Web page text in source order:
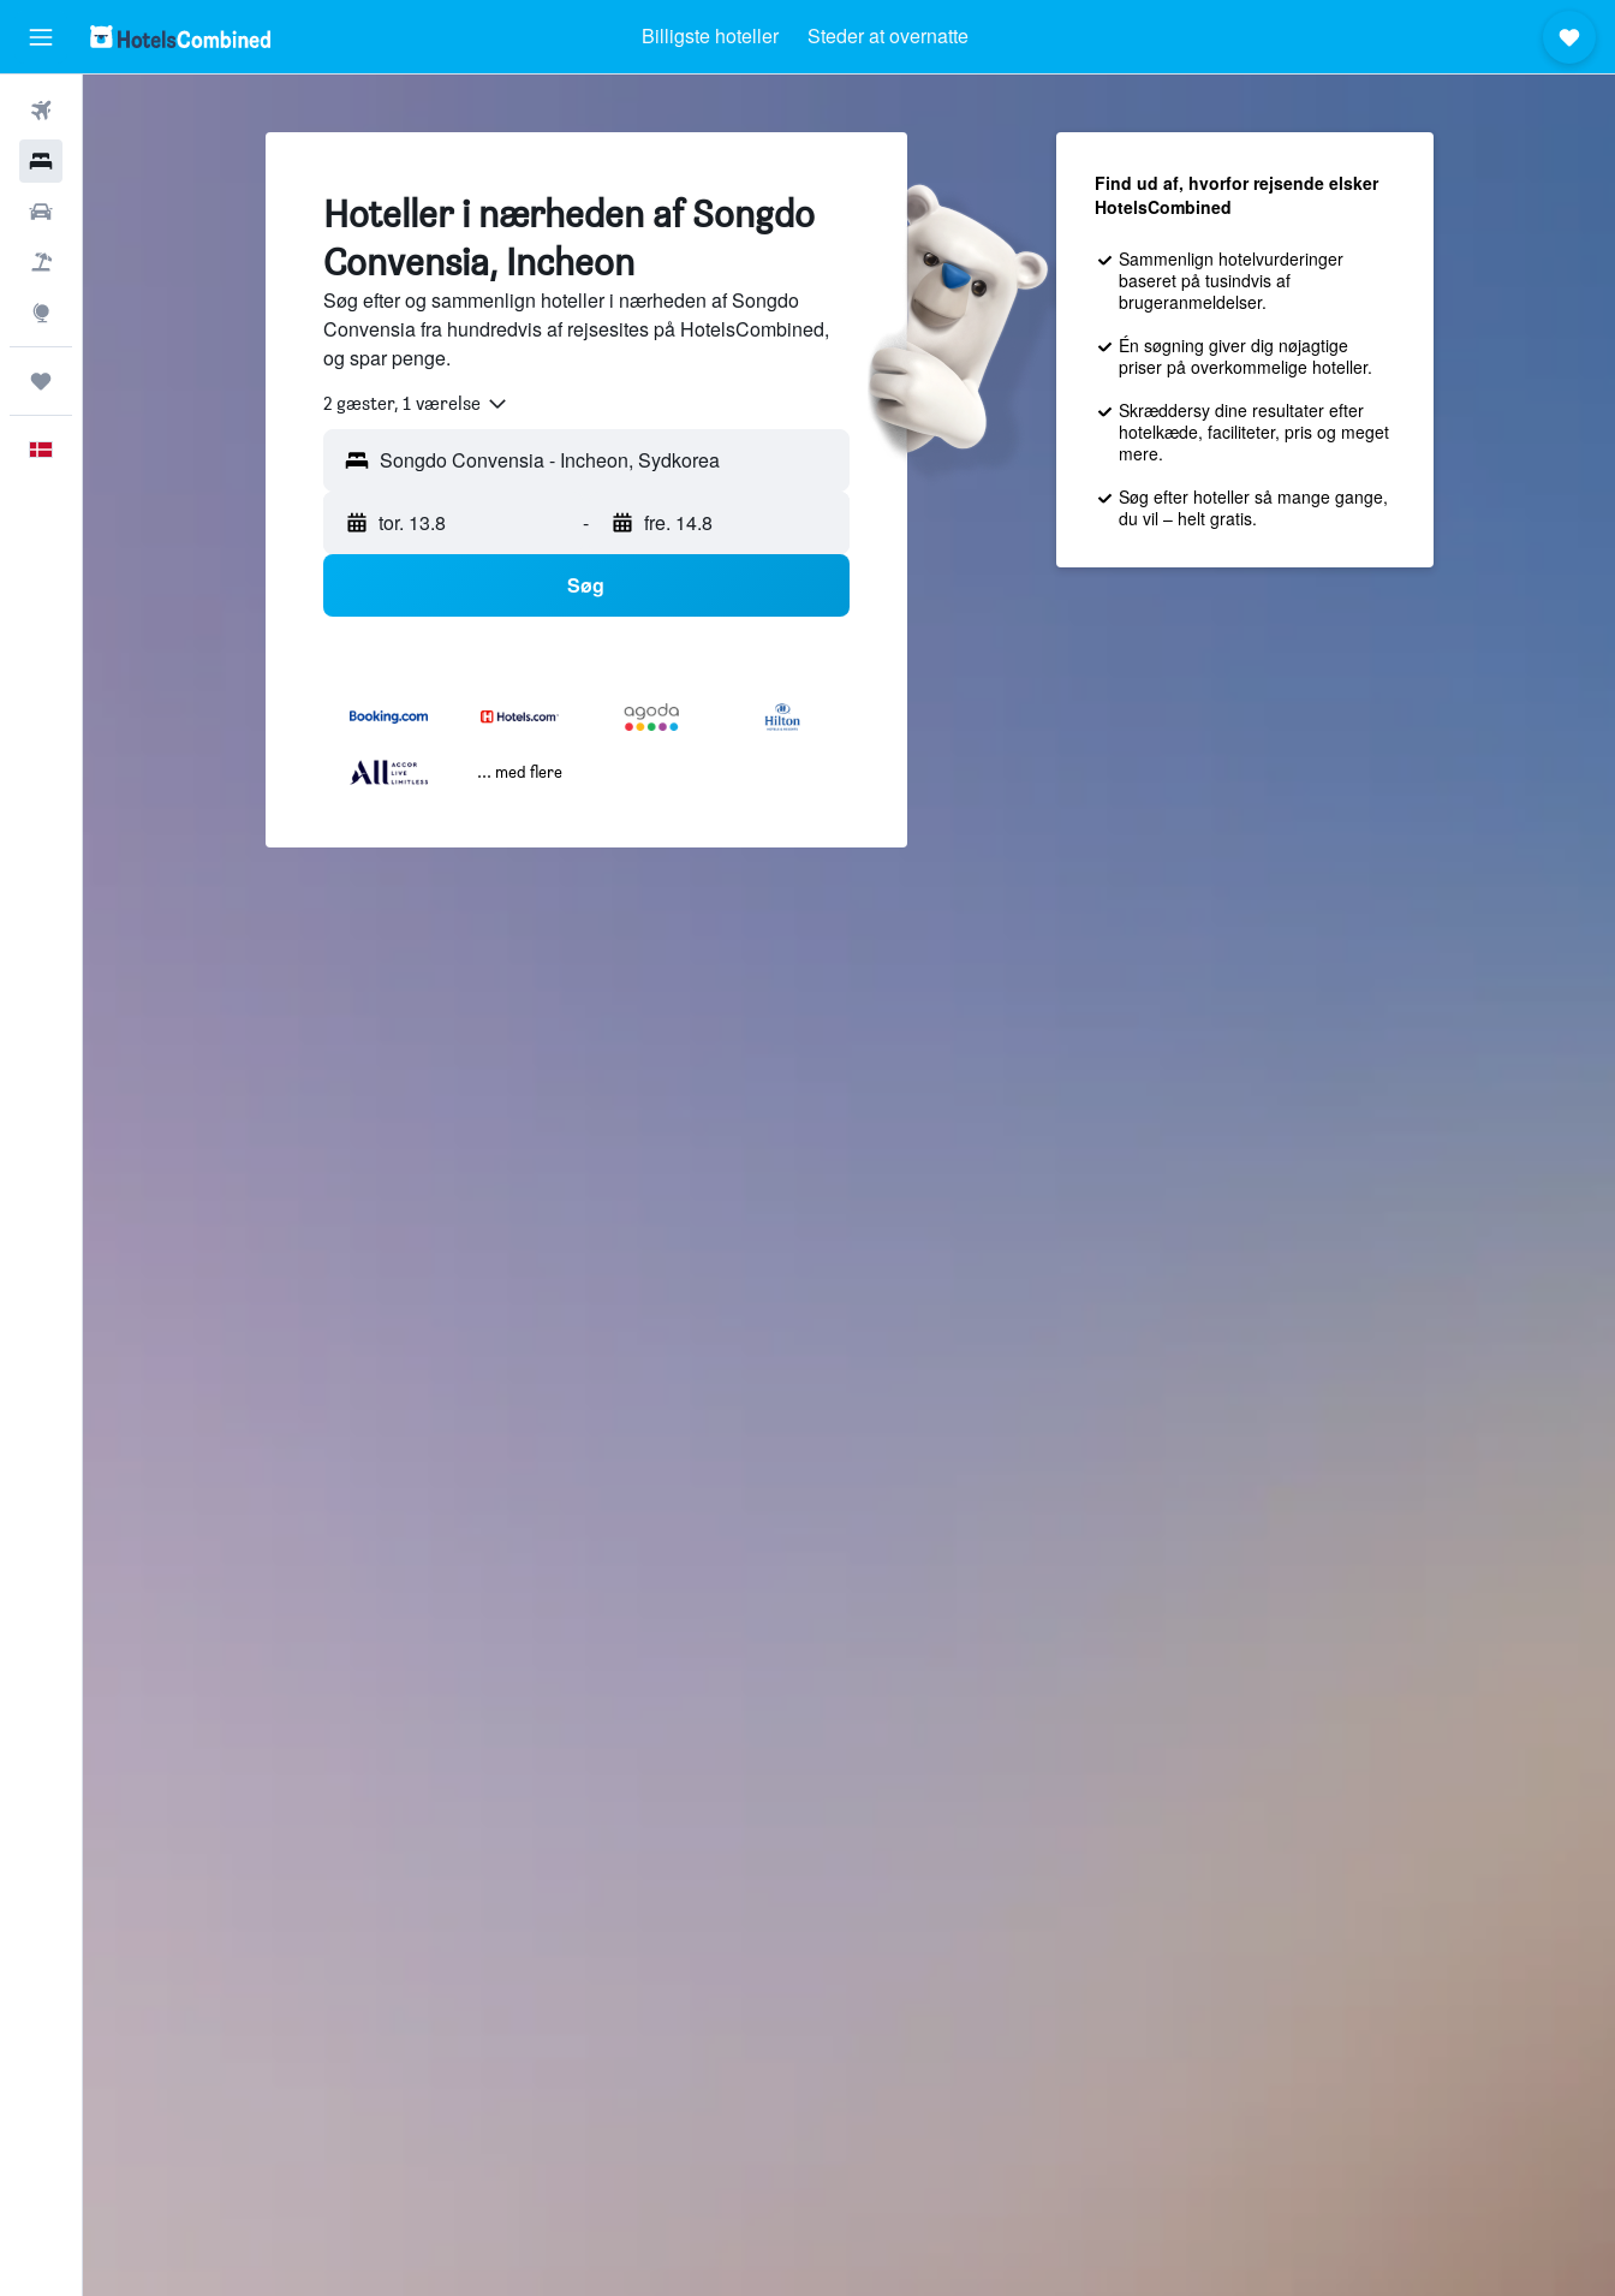
Billigste hoteller Steder at overnatte
Hoteller i nærheden af Songdo
Convensia, Incheon
Søg efter og sammenlign hoteller i nærheden af Songdo
Convensia fra hundredvis af rejsesites på HotelsCombined,
og spar penge.
2 gæster, 1 værelse
tor. 13.8 - fre. 14.8
Søg
... med flere
Find ud af, hvorfor rejsende elsker
HotelsCombined
Sammenlign hotelvurderinger
baseret på tusindvis af
brugeranmeldelser.
Én søgning giver dig nøjagtige
priser på overkommelige hoteller.
Skræddersy dine resultater efter
hotelkæde, faciliteter, pris og meget
mere.
Søg efter hoteller så mange gange,
du vil – helt gratis.